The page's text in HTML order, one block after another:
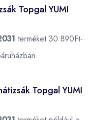
Topgal YUMI
terméket 30 890Ft-
Topgal YUMI